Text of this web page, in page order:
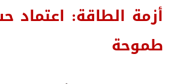
أزمة الطاقة:
طموحة